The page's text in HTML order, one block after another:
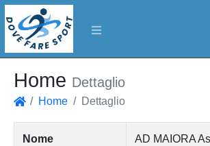
Home Dettaglio
Home Dettaglio
Nome AD MAIORA